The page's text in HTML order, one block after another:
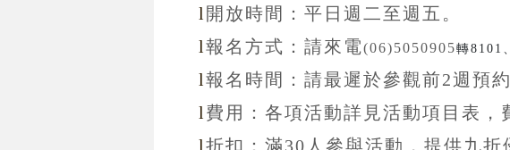
l 開放時間： 平日週二至週五。
l報名方式： 請來電(06)5050905轉8101
l報名 時間： 請最遲於參觀前2週預
l 費用：各項活動詳見活動項目表，
l折扣 ：滿30 人參與活動，提供九折